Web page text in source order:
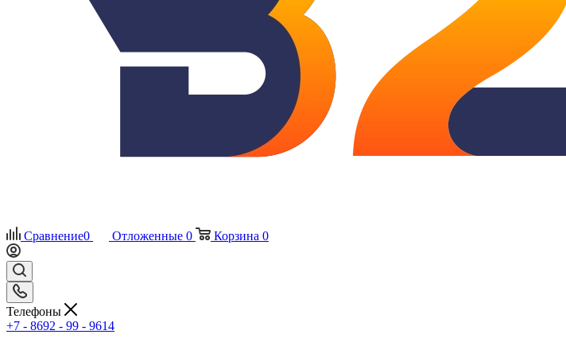
Сравнение0 Отложенные 0 Корзина 0
Телефоны
+7 - 8692 - 99 - 9614